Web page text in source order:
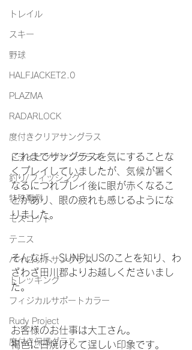
トレイル
スキー
野球
HALFJACKET2.0
PLAZMA
RADARLOCK
度付きクリアサングラス
ドライビングサングラス
釣り/フィッシング
特殊事例
モスコット
テニス
パイロットサングラス
トレッキング
フィジカルサポートカラー
Rudy Project
度付き保護グラス
これまでサングラスを気にすることな
くプレイしていましたが、気候が暑く
なるにつれプレイ後に眼が赤くなるこ
とがあり、眼の疲れも感じるようにな
りました。
そんな折、SUNPLUSのことを知り、わ
ざわざ田川郡よりお越しくださいまし
た。
お客様のお仕事は大工さん。
褐色に日焼けして逞しい印象です。